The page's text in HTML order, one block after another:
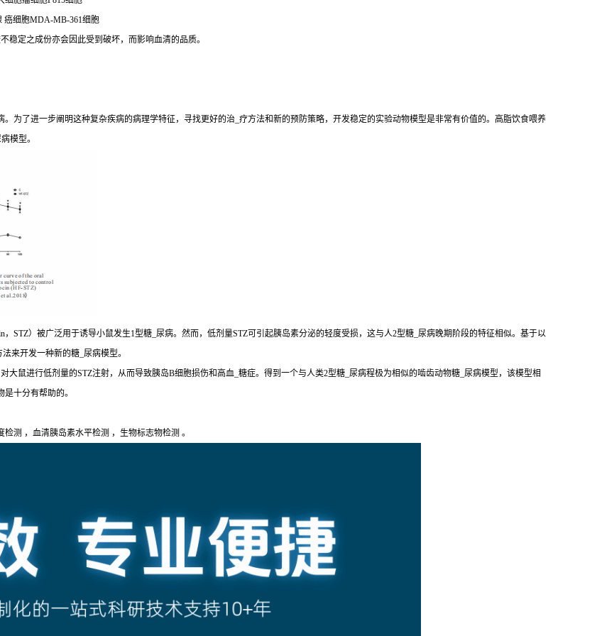
癌细胞MDA-MB-361细胞
定之成份亦会因此受到破坏，而影响血清的品质。
为了进一步阐明这种复杂疾病的病理学特征，寻找更好的治_疗方法和新的预防策略，开发稳定的实验动物模型是非常有价值的。高脂饮食喂养
模型。
STZ）被广泛用于诱导小鼠发生1型糖_尿病。然而，低剂量STZ可引起胰岛素分泌的轻度受损，这与人2型糖_尿病晚期阶段的特征相似。基于以
来开发一种新的糖_尿病模型。
鼠进行低剂量的STZ注射，从而导致胰岛B细胞损伤和高血_糖症。得到一个与人类2型糖_尿病程极为相似的啮齿动物糖_尿病模型，该模型相
十分有帮助的。
测 ，血清胰岛素水平检测 ，生物标志物检测 。